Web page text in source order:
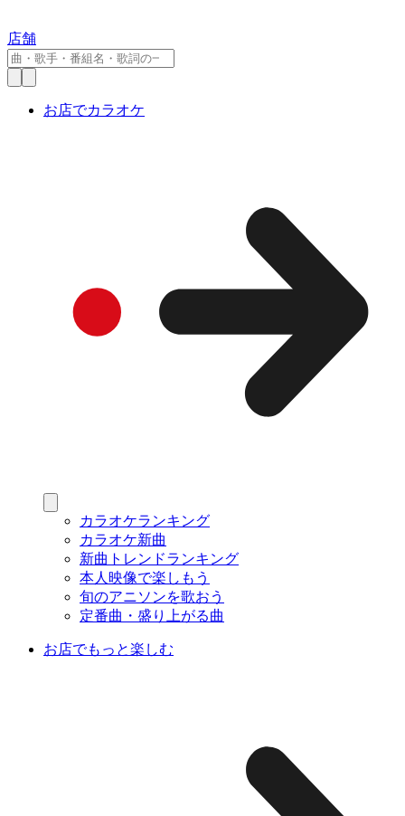
店舗
お店でカラオケ
カラオケランキング
カラオケ新曲
新曲トレンドランキング
本人映像で楽しもう
旬のアニソンを歌おう
定番曲・盛り上がる曲
お店でもっと楽しむ